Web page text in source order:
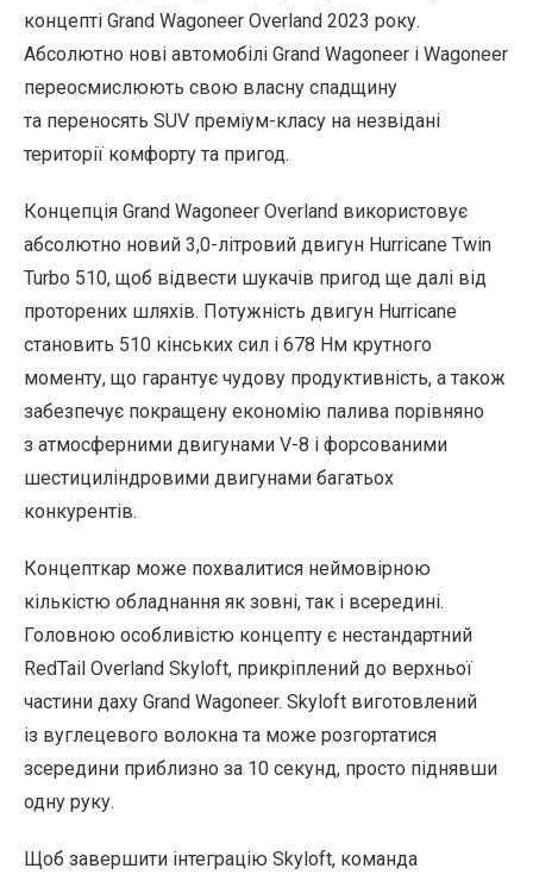
концепті Grand Wagoneer Overland 2023 року.
Абсолютно нові автомобілі Grand Wagoneer і Wagoneer
переосмислюють свою власну спадщину
та переносять SUV преміум-класу на незвідані
території комфорту та пригод.
Концепція Grand Wagoneer Overland використовує
абсолютно новий 3,0-літровий двигун Hurricane Twin
Turbo 510, щоб відвести шукачів пригод ще далі від
проторених шляхів. Потужність двигун Hurricane
становить 510 кінських сил і 678 Нм крутного
моменту, що гарантує чудову продуктивність, а також
забезпечує покращену економію палива порівняно
з атмосферними двигунами V-8 і форсованими
шестициліндровими двигунами багатьох
конкурентів.
Концепткар може похвалитися неймовірною
кількістю обладнання як зовні, так і всередині.
Головною особливістю концепту є нестандартний
RedTail Overland Skyloft, прикріплений до верхньої
частини даху Grand Wagoneer. Skyloft виготовлений
із вуглецевого волокна та може розгортатися
зсередини приблизно за 10 секунд, просто піднявши
одну руку.
Щоб завершити інтеграцію Skyloft, команда